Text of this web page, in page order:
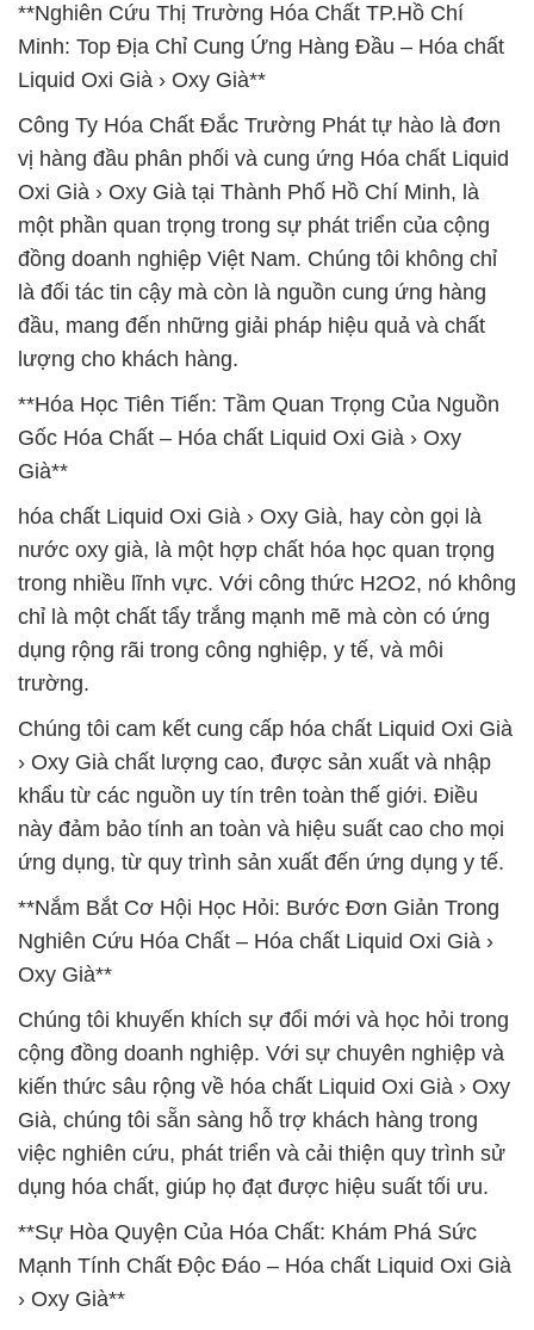
**Nghiên Cứu Thị Trường Hóa Chất TP.Hồ Chí
Minh: Top Địa Chỉ Cung Ứng Hàng Đầu – Hóa chất
Liquid Oxi Già › Oxy Già**
Công Ty Hóa Chất Đắc Trường Phát tự hào là đơn
vị hàng đầu phân phối và cung ứng Hóa chất Liquid
Oxi Già › Oxy Già tại Thành Phố Hồ Chí Minh, là
một phần quan trọng trong sự phát triển của cộng
đồng doanh nghiệp Việt Nam. Chúng tôi không chỉ
là đối tác tin cậy mà còn là nguồn cung ứng hàng
đầu, mang đến những giải pháp hiệu quả và chất
lượng cho khách hàng.
**Hóa Học Tiên Tiến: Tầm Quan Trọng Của Nguồn
Gốc Hóa Chất – Hóa chất Liquid Oxi Già › Oxy
Già**
hóa chất Liquid Oxi Già › Oxy Già, hay còn gọi là
nước oxy già, là một hợp chất hóa học quan trọng
trong nhiều lĩnh vực. Với công thức H2O2, nó không
chỉ là một chất tẩy trắng mạnh mẽ mà còn có ứng
dụng rộng rãi trong công nghiệp, y tế, và môi
trường.
Chúng tôi cam kết cung cấp hóa chất Liquid Oxi Già
› Oxy Già chất lượng cao, được sản xuất và nhập
khẩu từ các nguồn uy tín trên toàn thế giới. Điều
này đảm bảo tính an toàn và hiệu suất cao cho mọi
ứng dụng, từ quy trình sản xuất đến ứng dụng y tế.
**Nắm Bắt Cơ Hội Học Hỏi: Bước Đơn Giản Trong
Nghiên Cứu Hóa Chất – Hóa chất Liquid Oxi Già ›
Oxy Già**
Chúng tôi khuyến khích sự đổi mới và học hỏi trong
cộng đồng doanh nghiệp. Với sự chuyên nghiệp và
kiến thức sâu rộng về hóa chất Liquid Oxi Già › Oxy
Già, chúng tôi sẵn sàng hỗ trợ khách hàng trong
việc nghiên cứu, phát triển và cải thiện quy trình sử
dụng hóa chất, giúp họ đạt được hiệu suất tối ưu.
**Sự Hòa Quyện Của Hóa Chất: Khám Phá Sức
Mạnh Tính Chất Độc Đáo – Hóa chất Liquid Oxi Già
› Oxy Già**